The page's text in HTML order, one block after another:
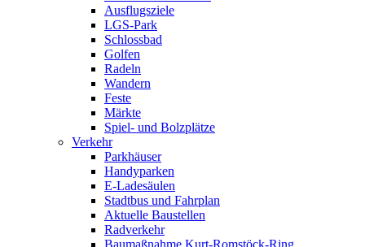
Ausflugsziele
LGS-Park
Schlossbad
Golfen
Radeln
Wandern
Feste
Märkte
Spiel- und Bolzplätze
Verkehr
Parkhäuser
Handyparken
E-Ladesäulen
Stadtbus und Fahrplan
Aktuelle Baustellen
Radverkehr
Baumaßnahme Kurt-Romstöck-Ring